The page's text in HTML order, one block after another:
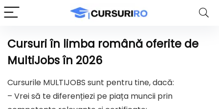
Cursuri în limba română oferite de
MultiJobs în 2026
Cursurile MULTIJOBS sunt pentru tine, dacă:
– Vrei să te diferențiezi pe piața muncii prin